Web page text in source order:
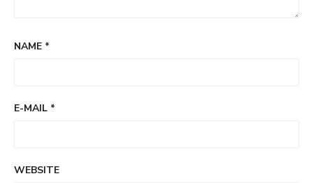
NAME *
E-MAIL *
WEBSITE